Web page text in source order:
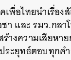
เพื่อไทยนำเรื่อ
า และ รมว.กล
างความเสียหา
ะยุทธ์ตอบทุกค